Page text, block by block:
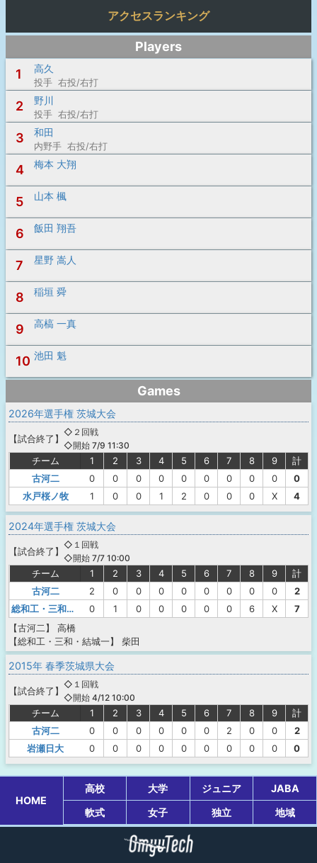
アクセスランキング
Players
1
高久
投手 右投/右打
2 野川
投手 右投/右打
3 和田
内野手 右投/右打
4 梅本 大翔
5 山本 楓
6 飯田 翔吾
7 星野 嵩人
8 稲垣 舜
9 高槁 一真
10 池田 魁
Games
2026年選手権 茨城大会
【試合終了 】
◇２回戦
◇開始 7/9 11:30
チーム 1 2 3 4 5 6 7 8 9
計
古河二
0 0 0 0 0 0 0 0 0
0
水戸桜ノ牧
1 0 0 1 2 0 0 0 X 4
2024年選手権 茨城大会
【試合終了 】
◇１回戦
◇開始 7/7 10:00
チーム 1 2 3 4 5 6 7 8 9
計
古河二
2 0 0 0 0 0 0 0 0
2
総和工・三和・結城一
0 1 0 0 0 0 0 6 X
7
【古河二】
高橋
【総和工・三和・結城一】
柴田
2015年 春季茨城県大会
【試合終了 】
◇１回戦
◇開始 4/12 10:00
チーム 1 2 3 4 5 6 7 8 9
計
古河二
0 0 0 0 0 0 2 0 0
2
岩瀬日大
0 0 0 0 0 0 0 0 0 0
HOME
高校 大学 ジュニア
JABA
軟式
女子 独立 地域